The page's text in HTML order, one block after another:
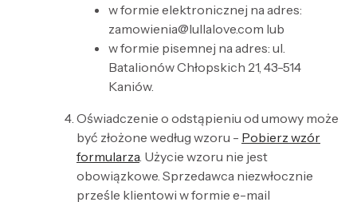
w formie elektronicznej na adres:
zamowienia@lullalove.com lub
w formie pisemnej na adres: ul.
Batalionów Chłopskich 21, 43-514
Kaniów.
Oświadczenie o odstąpieniu od umowy może
być złożone według wzoru - Pobierz wzór
formularza . Użycie wzoru nie jest
obowiązkowe. Sprzedawca niezwłocznie
prześle klientowi w formie e-mail